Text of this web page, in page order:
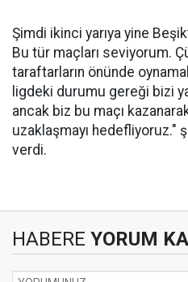
Şimdi ikinci yarıya yine
Bu tür maçları seviyorum.
taraftarların önünde
ligdeki durumu gereği bizi
ancak biz bu maçı
uzaklaşmayı hedefliyoruz."
verdi.
HABERE YORUM